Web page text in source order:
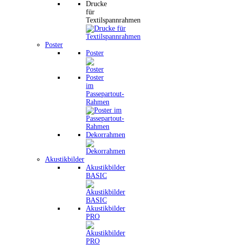
Drucke
für
Textilspannrahmen
Poster
Poster
Poster
im
Passepartout-
Rahmen
Dekorrahmen
Akustikbilder
Akustikbilder
BASIC
Akustikbilder
PRO